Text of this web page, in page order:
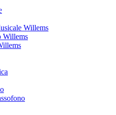
Willems
Willems